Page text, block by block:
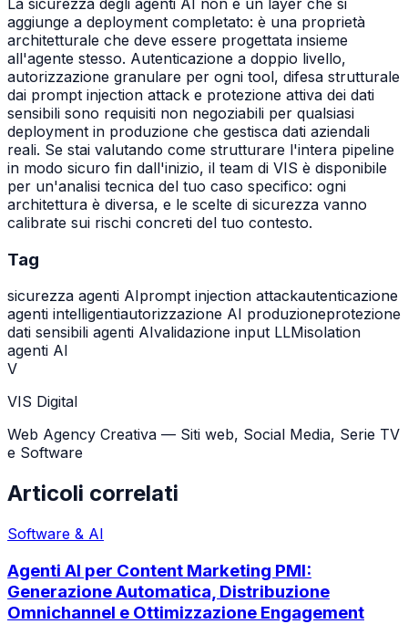
aggiunge a deployment completato: è una proprietà
architetturale che deve essere progettata insieme
all'agente stesso. Autenticazione a doppio livello,
autorizzazione granulare per ogni tool, difesa strutturale
dai prompt injection attack e protezione attiva dei dati
sensibili sono requisiti non negoziabili per qualsiasi
deployment in produzione che gestisca dati aziendali
reali. Se stai valutando come strutturare l'intera pipeline
in modo sicuro fin dall'inizio, il team di VIS è disponibile
per un'analisi tecnica del tuo caso specifico: ogni
architettura è diversa, e le scelte di sicurezza vanno
calibrate sui rischi concreti del tuo contesto.
Tag
sicurezza agenti AIprompt injection attackautenticazione
agenti intelligentiautorizzazione AI produzioneprotezione
dati sensibili agenti AIvalidazione input LLMisolation
agenti AI
V
VIS Digital
Web Agency Creativa — Siti web, Social Media, Serie TV
e Software
Articoli correlati
Software & AI
Agenti AI per Content Marketing PMI:
Generazione Automatica, Distribuzione
Omnichannel e Ottimizzazione Engagement